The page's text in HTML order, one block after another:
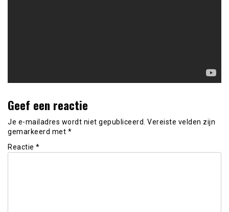
Geef een reactie
Je e-mailadres wordt niet gepubliceerd. Vereiste velden zijn
gemarkeerd met *
Reactie *